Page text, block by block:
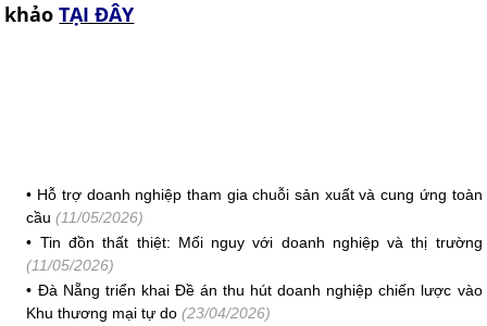
khảoTẠI ĐÂY
• Hỗ trợ doanh nghiệp tham gia chuỗi sản xuất và cung ứng toàn
cầu (11/05/2026)
• Tin đồn thất thiệt: Mối nguy với doanh nghiệp và thị trường
(11/05/2026)
• Đà Nẵng triển khai Đề án thu hút doanh nghiệp chiến lược vào
Khu thương mại tự do (23/04/2026)